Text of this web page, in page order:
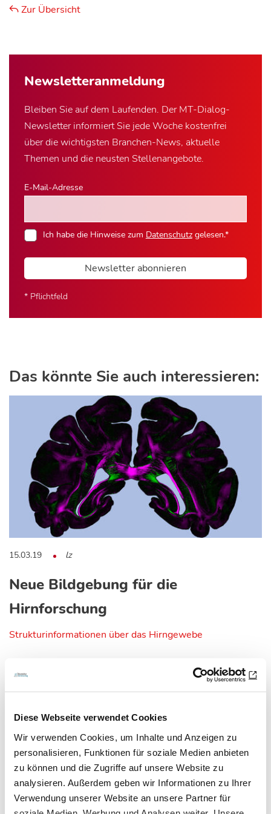
Diese Webseite verwendet Cookies
Wir verwenden Cookies, um Inhalte und Anzeigen zu
personalisieren, Funktionen für soziale Medien anbieten
zu können und die Zugriffe auf unsere Website zu
analysieren. Außerdem geben wir Informationen zu Ihrer
Verwendung unserer Website an unsere Partner für
Newsletter­anmeldung
Bleiben Sie auf dem Laufenden. Der MT-Dialog-
Newsletter informiert Sie jede Woche kostenfrei
über die wichtigsten Branchen-News, aktuelle
Themen und die neusten Stellenangebote.
E-Mail-Adresse
Ich habe die Hinweise zum Datenschutzgelesen.*
Newsletter abonnieren
* Pflichtfeld
Zur Übersicht
Das könnte Sie auch interessieren:
15.03.19 lz
Neue Bildgebung für die
Hirnforschung
Strukturinformationen über das Hirngewebe
„Diattenuation Imaging“ (DI), macht es möglich,…